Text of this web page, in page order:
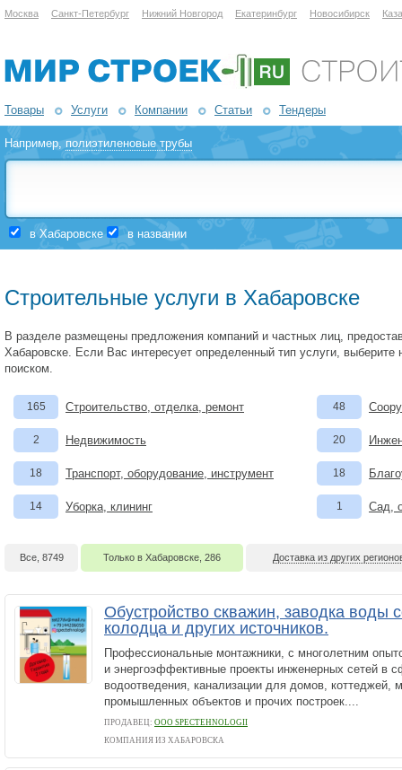
Москва Санкт-Петербург Нижний Новгород Екатеринбург Новосибирск
Товары Услуги Компании Статьи Тендеры
Например,полиэтиленовые трубы
в Хабаровске в названии
Строительные услуги в Хабаровске
В разделе размещены предложения компаний и частных лиц,
Хабаровске. Если Вас интересует определенный тип услуги,
поиском.
165 Строительство, отделка, ремонт
2 Недвижимость
18 Транспорт, оборудование, инструмент
14 Уборка, клининг
48
20
18
1 Сад,
Все, 8749 Только в Хабаровске, 286 Доставка из других
Обустройство скважин, заводка воды
колодца и других источников.
Профессиональные монтажники, с многолетним
и энергоэффективные проекты инженерных сетей в
водоотведения, канализации для домов, коттеджей,
промышленных объектов и прочих построек....
ПРОДАВЕЦ: ООО SPECTEHNOLOGII
КОМПАНИЯ ИЗ ХАБАРОВСКА